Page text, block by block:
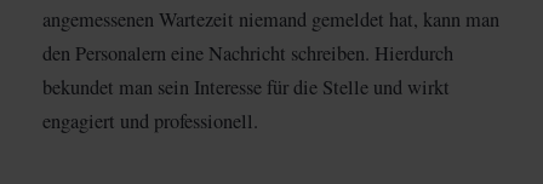
angemessenen Wartezeit niemand gemeldet hat, kann man
den Personalern eine Nachricht schreiben. Hierdurch
bekundet man sein Interesse für die Stelle und wirkt
engagiert und professionell.